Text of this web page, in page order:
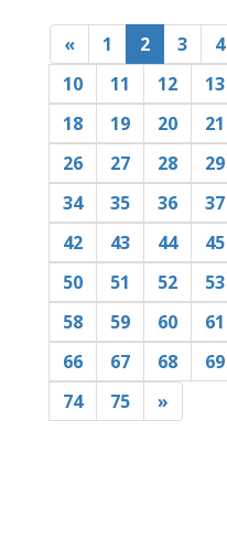
« 1 2(current)
3 4
10
11 12 13
18
19 20 21
26
27 28 29
34
35 36 37
42
43 44 45
50
51 52 53
58
59 60 61
66
67 68 69
74
75 »